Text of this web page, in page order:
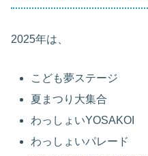
2025年は、
こども夢ステージ
夏まつり大集合
わっしょいYOSAKOI
わっしょいパレード